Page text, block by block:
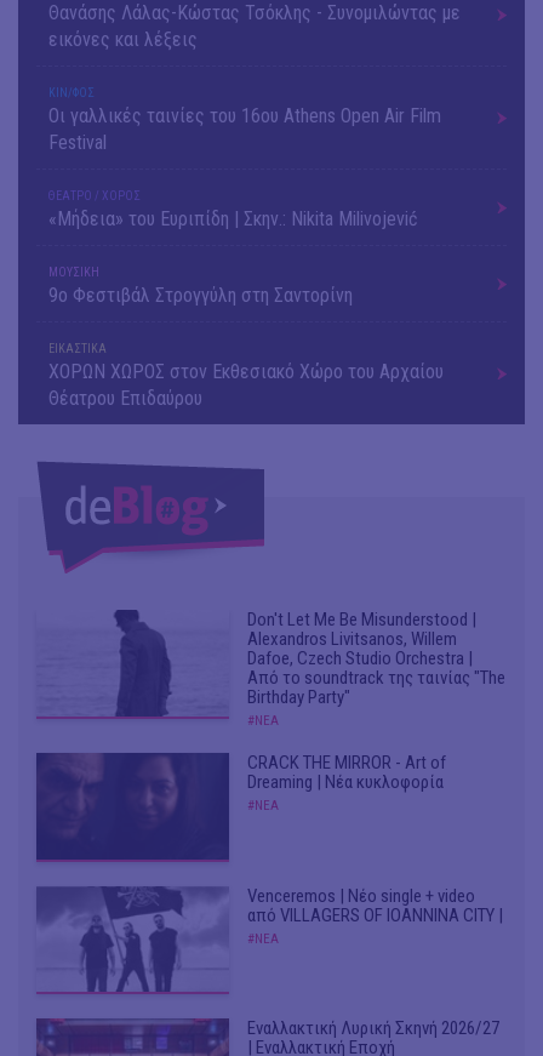
Θανάσης Λάλας-Κώστας Τσόκλης - Συνομιλώντας με
εικόνες και λέξεις
ΚΙΝ/ΦΟΣ
Οι γαλλικές ταινίες του 16ου Athens Open Air Film
Festival
ΘΕΑΤΡΟ / ΧΟΡΟΣ
«Μήδεια» του Ευριπίδη | Σκην.: Nikita Milivojević
ΜΟΥΣΙΚΗ
9o Φεστιβάλ Στρογγύλη στη Σαντορίνη
ΕΙΚΑΣΤΙΚΑ
ΧΟΡΩΝ ΧΩΡΟΣ στον Εκθεσιακό Χώρο του Αρχαίου
Θέατρου Επιδαύρου
Don't Let Me Be Misunderstood |
Alexandros Livitsanos, Willem
Dafoe, Czech Studio Orchestra |
Από το soundtrack της ταινίας "The
Birthday Party"
#ΝΕΑ
CRACK THE MIRROR - Art of
Dreaming | Νέα κυκλοφορία
#ΝΕΑ
Venceremos | Νέο single + video
από VILLAGERS OF IOANNINA CITY |
#ΝΕΑ
Εναλλακτική Λυρική Σκηνή 2026/27
| Εναλλακτική Εποχή